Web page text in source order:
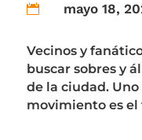
 mayo 18,
Vecinos y
buscar sobres y
de la ciudad.
movimiento es el